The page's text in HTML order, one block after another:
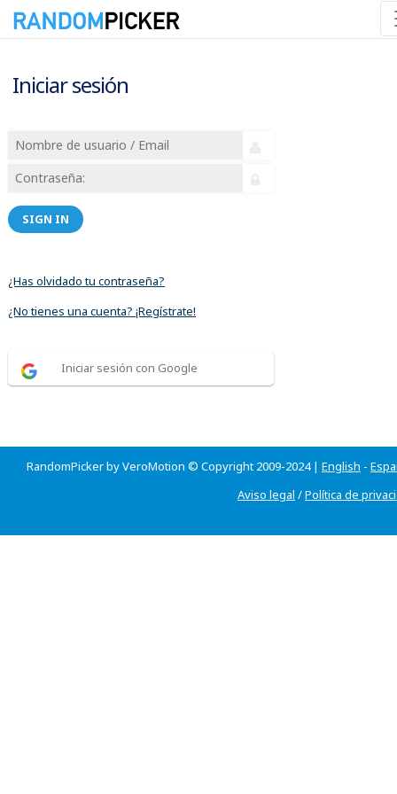
Iniciar sesión
SIGN IN
¿Has olvidado tu contraseña?
¿No tienes una cuenta? ¡Regístrate!
Iniciar sesión con Google
RandomPicker by VeroMotion © Copyright 2009-2024 | English -
Aviso legal /Política de